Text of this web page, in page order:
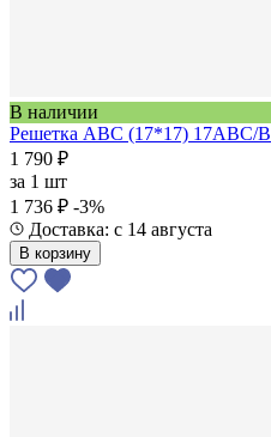
В наличии
Решетка АВС (17*17) 17ABC/B
1 790 ₽
за 1 шт
1 736 ₽ -3%
Доставка: с 14 августа
В корзину